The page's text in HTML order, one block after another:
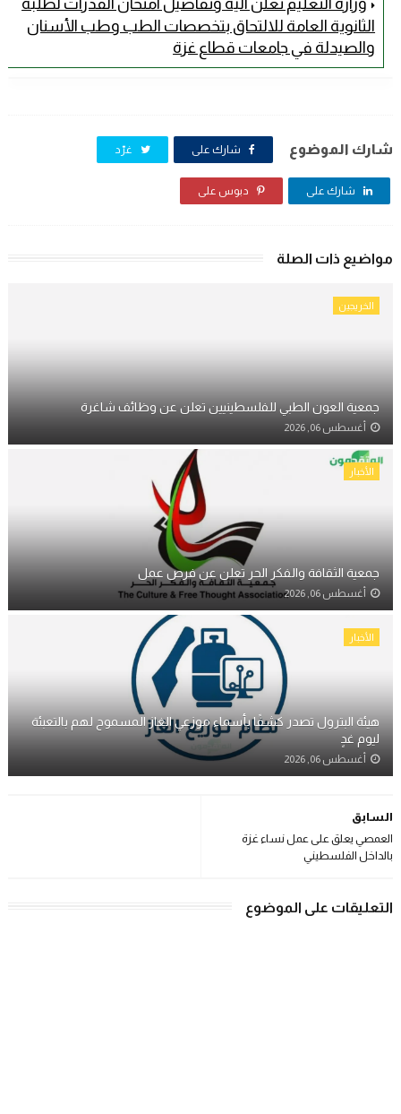
الثانوية العامة للالتحاق بتخصصات الطب وطب الأسنان
والصيدلة في جامعات قطاع غزة
شارك الموضوع شارك على غرّد
شارك على دبوس على
مواضيع ذات الصلة
الخريجين
جمعية العون الطبي للفلسطينيين تعلن عن وظائف شاغرة
أغسطس 06, 2026
الأخبار
جمعية الثقافة والفكر الحر تعلن عن فرص عمل
أغسطس 06, 2026
الأخبار
هيئة البترول تصدر كشفًا بأسماء موزعي الغاز المسموح لهم بالتعبئة
ليوم غدٍ
أغسطس 06, 2026
السابق
العمصي يعلق على عمل نساء غزة
بالداخل الفلسطيني
التعليقات على الموضوع